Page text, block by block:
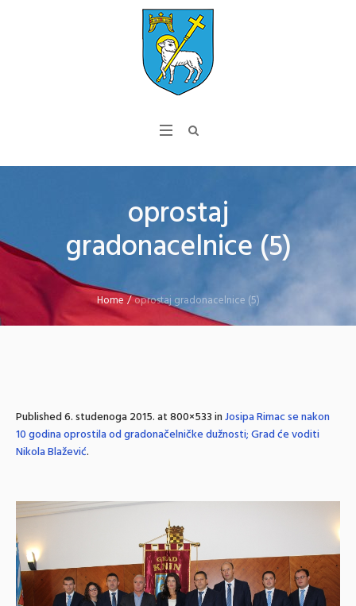
oprostaj
gradonacelnice (5)
Home /oprostaj gradonacelnice (5)
Published6. studenoga 2015.at 800×533 inJosipa Rimac se nakon
10 godina oprostila od gradonačelničke dužnosti; Grad će voditi
Nikola Blažević.